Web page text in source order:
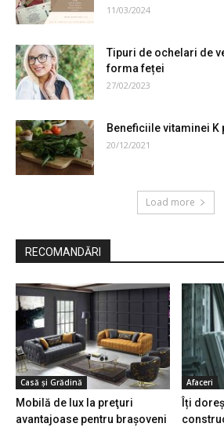
11/03/2024
Tipuri de ochelari de
forma feței
27/02/2023
Beneficiile vitaminei
20/12/2021
Load more
RECOMANDĂRI
Casă și Grădină
Mobilă de lux la preţuri
avantajoase pentru brașoveni
Afaceri
Îți